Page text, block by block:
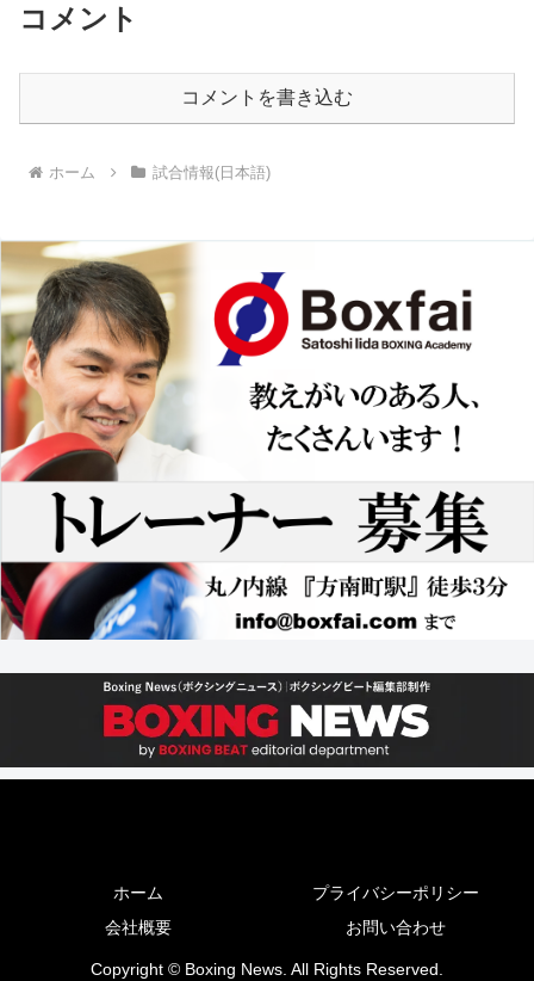
コメント
コメントを書き込む
ホーム 試合情報(日本語)
ホーム
プライバシーポリシー
会社概要
お問い合わせ
Copyright © Boxing News. All Rights Reserved.